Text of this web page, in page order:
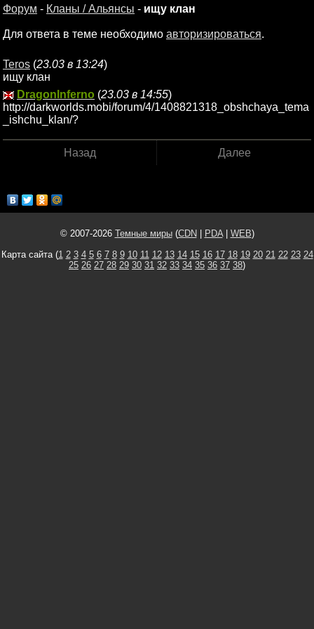
Форум - Кланы / Альянсы - ищу клан
Для ответа в теме необходимо авторизироваться.
Teros (23.03 в 13:24)
ищу клан
DragonInferno (23.03 в 14:55)
http://darkworlds.mobi/forum/4/1408821318_obshchaya_tema
_ishchu_klan/?
Назад Далее
© 2007-2026 Темные миры(CDN PDA| WEB)
Карта сайта (1 2 3 4 5 6 7 8 9 10 11 12 13 14 15 16 17 18 19 20 21 22 23 24
25 26 27 28 29 30 31 32 33 34 35 36 37 38)